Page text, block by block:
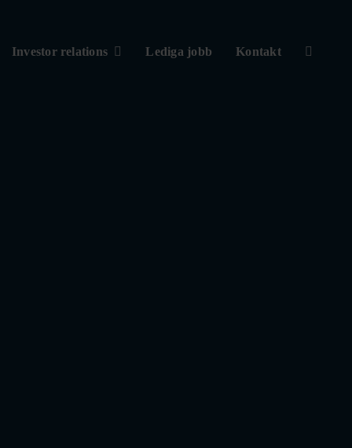
Investor relations Lediga jobb Kontakt